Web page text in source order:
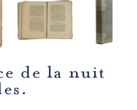
de la nuit